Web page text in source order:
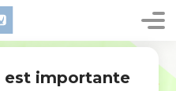
est importante